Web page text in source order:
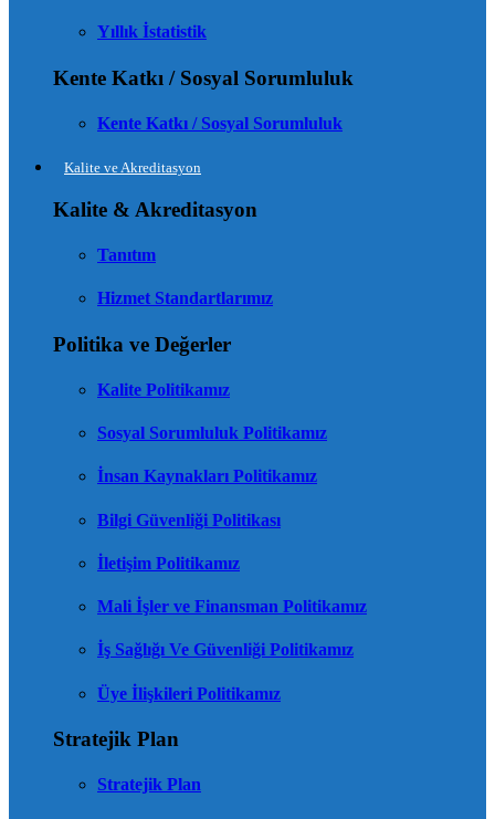
Yıllık İstatistik
Kente Katkı / Sosyal Sorumluluk
Kente Katkı / Sosyal Sorumluluk
Kalite ve Akreditasyon
Kalite & Akreditasyon
Tanıtım
Hizmet Standartlarımız
Politika ve Değerler
Kalite Politikamız
Sosyal Sorumluluk Politikamız
İnsan Kaynakları Politikamız
Bilgi Güvenliği Politikası
İletişim Politikamız
Mali İşler ve Finansman Politikamız
İş Sağlığı Ve Güvenliği Politikamız
Üye İlişkileri Politikamız
Stratejik Plan
Stratejik Plan